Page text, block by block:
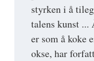
styrken i å
talens kunst ...
er som å koke
okse, har